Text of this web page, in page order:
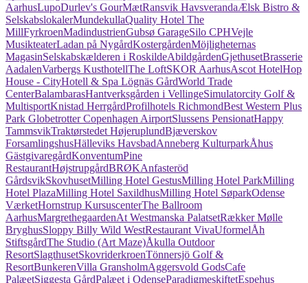
AarhusLupoDurlev's GourMætRansvik HavsverandaÆlsk Bistro &
SelskabslokalerMundekullaQuality Hotel The
MillFyrkroenMadindustrienGubsø GarageSilo CPHVejle
MusikteaterLadan på NygårdKostergårdenMöjligheternas
MagasinSelskabskælderen i RoskildeAbildgårdenGjethusetBrasserie
AadalenVarbergs KusthotellThe LoftSKOR AarhusAscot HotelHop
House - CityHotell & Spa Lögnäs GårdWorld Trade
CenterBalambarasHantverksgården i VellingeSimulatorcity Golf &
MultisportKnistad HerrgårdProfilhotels RichmondBest Western Plus
Park Globetrotter Copenhagen AirportSlussens PensionatHappy
TammsvikTraktørstedet HøjeruplundBjæverskov
ForsamlingshusHälleviks HavsbadAnneberg KulturparkÅhus
GästgivaregårdKonventumPine
RestaurantHøjstrupgårdBRØKAnfasteröd
GårdsvikSkovhusetMilling Hotel GestusMilling Hotel ParkMilling
Hotel PlazaMilling Hotel SaxildhusMilling Hotel SøparkOdense
VærketHornstrup KursuscenterThe Ballroom
AarhusMargrethegaardenAt Westmanska PalatsetRækker Mølle
BryghusSloppy Billy Wild WestRestaurant VivaUformelÅh
StiftsgårdThe Studio (Art Maze)Åkulla Outdoor
ResortSlagthusetSkovriderkroenTönnersjö Golf &
ResortBunkerenVilla GransholmAggersvold GodsCafe
PalæetSiggesta GårdPalæet i OdenseParadigmeskiftetEspehus